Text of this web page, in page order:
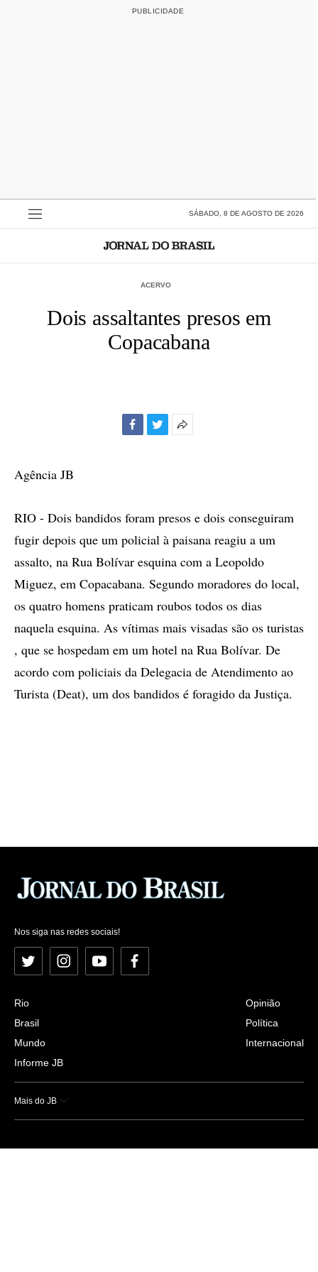
SÁBADO, 8 DE AGOSTO DE 2026
ACERVO
Dois assaltantes presos em
Copacabana
Agência JB
RIO - Dois bandidos foram presos e dois conseguiram
fugir depois que um policial à paisana reagiu a um
assalto, na Rua Bolívar esquina com a Leopoldo
Miguez, em Copacabana. Segundo moradores do local,
os quatro homens praticam roubos todos os dias
naquela esquina. As vítimas mais visadas são os turistas
, que se hospedam em um hotel na Rua Bolívar. De
acordo com policiais da Delegacia de Atendimento ao
Turista (Deat), um dos bandidos é foragido da Justiça.
Nos siga nas redes sociais!
Twitter InstagramYouTubeFacebook
Rio
Brasil
Mundo
Informe JB
Opinião
Política
Internacional
Mais do JB
Esportes